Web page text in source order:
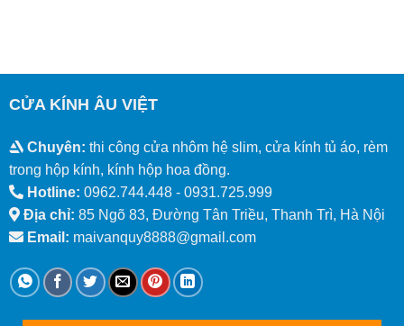
CỬA KÍNH ÂU VIỆT
Chuyên: thi công cửa nhôm hệ slim, cửa kính tủ áo, rèm
trong hộp kính, kính hộp hoa đồng.
Hotline: 0962.744.448 - 0931.725.999
Địa chỉ: 85 Ngõ 83, Đường Tân Triều, Thanh Trì, Hà Nội
Email: maivanquy8888@gmail.com